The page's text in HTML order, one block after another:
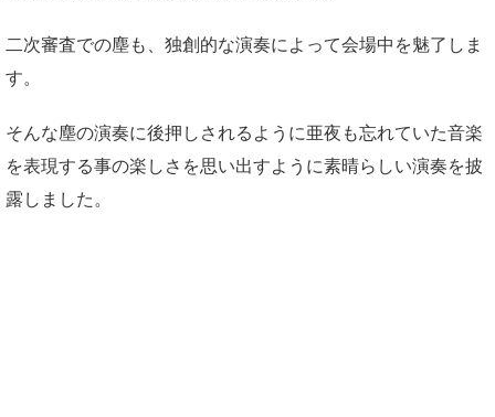
二次審査での塵も、独創的な演奏によって会場中を魅了しま
す。
そんな塵の演奏に後押しされるように亜夜も忘れていた音楽
を表現する事の楽しさを思い出すように素晴らしい演奏を披
露しました。